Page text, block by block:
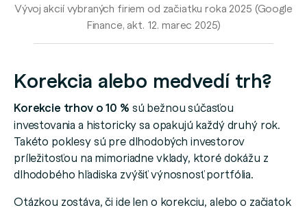
Vývoj akcií vybraných firiem od začiatku roka 2025 (Google
Finance, akt. 12. marec 2025)
Korekcia alebo medvedí trh?
Korekcie trhov o 10 % sú bežnou súčasťou
investovania a historicky sa opakujú každý druhý rok.
Takéto poklesy sú pre dlhodobých investorov
príležitosťou na mimoriadne vklady, ktoré dokážu z
dlhodobého hľadiska zvýšiť výnosnosť portfólia.
Otázkou zostáva, či ide len o korekciu, alebo o začiatok